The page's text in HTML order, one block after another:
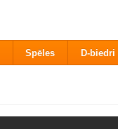
Spēles D-biedri